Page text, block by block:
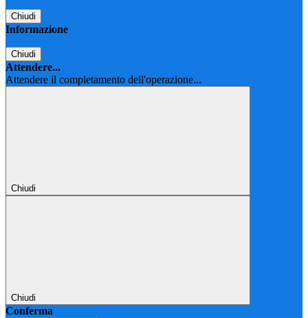
Chiudi
Informazione
Chiudi
Attendere...
Attendere il completamento dell'operazione...
Chiudi
Chiudi
Conferma